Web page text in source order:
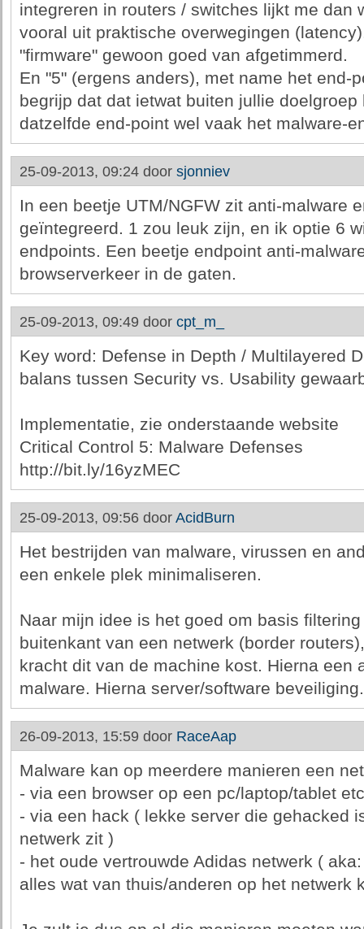
integreren in routers / switches lijkt me dan
vooral uit praktische overwegingen
"firmware" gewoon goed van afgetimmerd.
En "5" (ergens anders), met name het end-
begrijp dat dat ietwat buiten jullie
datzelfde end-point wel vaak het malware-
25-09-2013, 09:24 door sjonniev
In een beetje UTM/NGFW zit anti-malware
geïntegreerd. 1 zou leuk zijn, en ik optie 6
endpoints. Een beetje endpoint anti-
browserverkeer in de gaten.
25-09-2013, 09:49 door cpt_m_
Key word: Defense in Depth / Multilayered
balans tussen Security vs. Usability
Implementatie, zie onderstaande website
Critical Control 5: Malware Defenses
http://bit.ly/16yzMEC
25-09-2013, 09:56 door AcidBurn
Het bestrijden van malware, virussen en
een enkele plek minimaliseren.
Naar mijn idee is het goed om basis
buitenkant van een netwerk (border
kracht dit van de machine kost. Hierna een
malware. Hierna server/software beveiliging.
26-09-2013, 15:59 door RaceAap
Malware kan op meerdere manieren een
- via een browser op een pc/laptop/tablet
- via een hack ( lekke server die gehacked
netwerk zit )
- het oude vertrouwde Adidas netwerk (
alles wat van thuis/anderen op het netwerk